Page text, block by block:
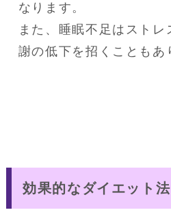
なります。
また、睡眠不足はスト
謝の低下を招くこともあ
効果的なダイエット法